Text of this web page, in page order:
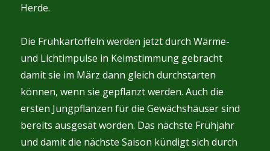
Herde.
Die Frühkartoffeln werden jetzt durch Wärme-
und Lichtimpulse in Keimstimmung gebracht
damit sie im März dann gleich durchstarten
können, wenn sie gepflanzt werden. Auch die
ersten Jungpflanzen für die Gewächshäuser sind
bereits ausgesät worden. Das nächste Frühjahr
und damit die nächste Saison kündigt sich durch